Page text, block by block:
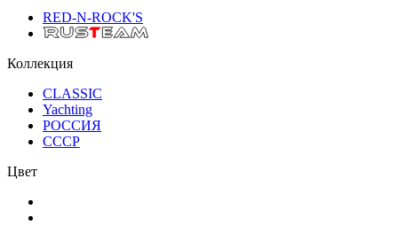
RED-N-ROCK'S
Коллекция
CLASSIC
Yachting
РОССИЯ
СССР
Цвет